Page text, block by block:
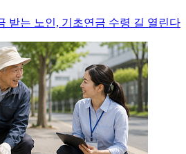
받는 노인, 기초연금 수령 길 열린다